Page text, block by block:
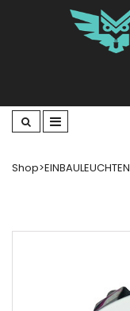
Shop>EINBAULEUCHTEN